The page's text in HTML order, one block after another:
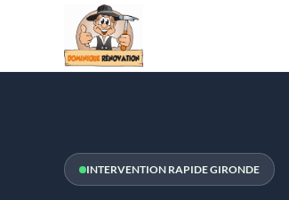
INTERVENTION RAPIDE GIRONDE